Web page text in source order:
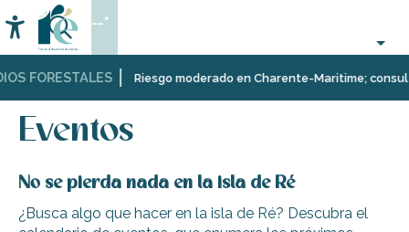
au
contenu
principal
FORESTALES Riesgo moderado en Charente-Maritime;
Accessibilité
Buscar
--°
Página Web
Organización
Eventos
Eventos
No se pierda nada en la isla de Ré
¿Busca algo que hacer en la isla de Ré? Descubra el